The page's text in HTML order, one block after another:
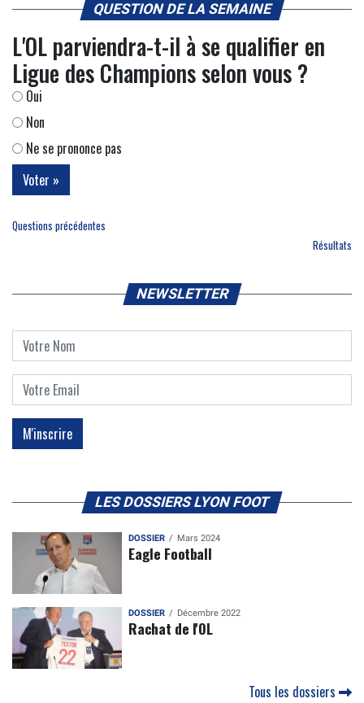
QUESTION DE LA SEMAINE
L'OL parviendra-t-il à se qualifier en
Ligue des Champions selon vous ?
Oui
Non
Ne se prononce pas
Questions précédentes
Résultats
NEWSLETTER
LES DOSSIERS LYON FOOT
DOSSIER Mars 2024
Eagle Football
DOSSIER Décembre 2022
Rachat de l'OL
Tous les dossiers